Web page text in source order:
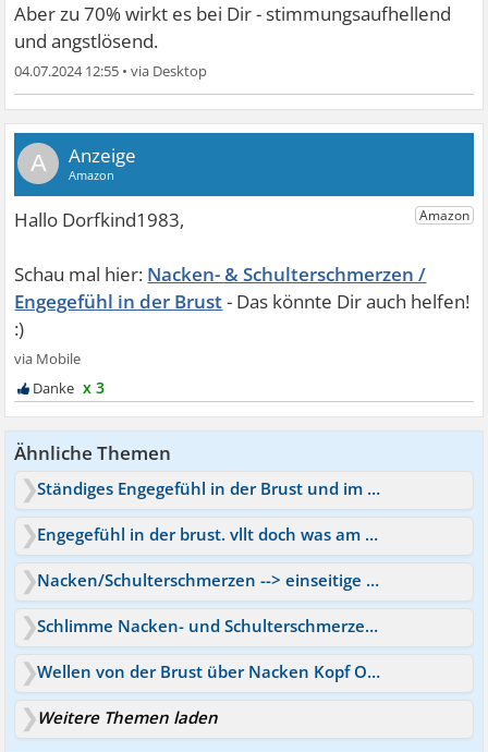
Aber zu 70% wirkt es bei Dir - stimmungsaufhellend
und angstlösend.
04.07.2024 12:55 •
A
Nacken- & Schulterschmerzen /
Engegefühl in der Brust
x 3
Ähnliche Themen
Ständiges Engegefühl in der Brust und im Hals
Engegefühl in der brust. vllt doch was am herz oder lunge.
Nacken/Schulterschmerzen --> einseitige Kopfschmerzen
Schlimme Nacken- und Schulterschmerzen mit Panikattacken
Wellen von der Brust über Nacken Kopf Ohren
Weitere Themen laden